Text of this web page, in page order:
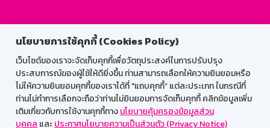
นโยบายการใช้คุกกี้ (Cookies Policy)
เว็บไซต์ของเราจะจัดเก็บคุกกี้เพื่อวัตถุประสงค์ในการปรับปรุง
ประสบการณ์ของผู้ใช้ให้ดียิ่งขึ้น ท่านสามารถเลือกให้ความยินยอมหรือ
ไม่ให้ความยินยอมคุกกี้ของเราได้ที่ "แถบคุกกี้” แต่ละประเภท ในกรณีที่
ท่านไม่ทำการเลือกจะถือว่าท่านไม่ยินยอมการจัดเก็บคุกกี้ คลิกข้อมูลเพิ่ม
เติมเกี่ยวกับการใช้งานคุกกี้ทางนโยบายคุ้มครองข้อมูลส่วน
บุคคล และประกาศนโยบายความเป็นส่วนตัว (Privacy Notice)
GSB Society:
สำหรับพนักงาน
Web HR
GSB Wisdom
M-Search
เข้าสู่ระบบเน็ตเมล